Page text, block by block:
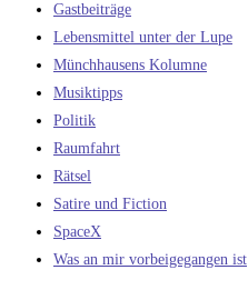
Gastbeiträge
Lebensmittel unter der Lupe
Münchhausens Kolumne
Musiktipps
Politik
Raumfahrt
Rätsel
Satire und Fiction
SpaceX
Was an mir vorbeigegangen ist